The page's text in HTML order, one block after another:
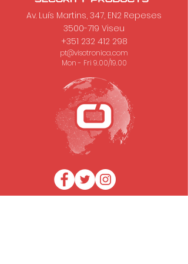
Av. Luís Martins, 347, EN2 Repeses
3500-719 Viseu
+351 232 412 298
pt@visotronica.com
Mon - Fri 9.00/19.00